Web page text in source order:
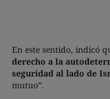
En este sentido, indicó
derecho a la
seguridad al lado de
mutuo”.